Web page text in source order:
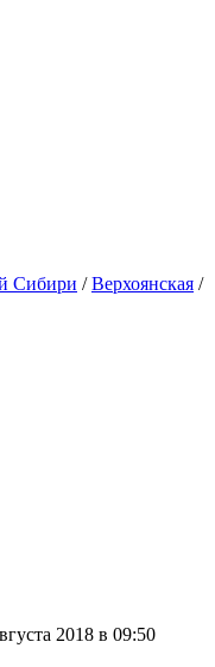
Сибири / Верхоянская /
2018 в 09:50